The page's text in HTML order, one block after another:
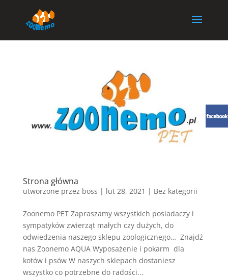
Strona główna
utworzone przez boss | lut 28, 2021 | Bez kategorii
Zoonemo PET Zapraszamy wszystkich posiadaczy i
sympatyków zwierząt małych czy dużych, do
odwiedzenia naszego sklepu zoologicznego… Znajdź
nas Zoonemo AQUA Wyposażenie i pokarm dla
kotów i psów W naszych sklepach dostaniesz
wszystko co potrzebne do radości...